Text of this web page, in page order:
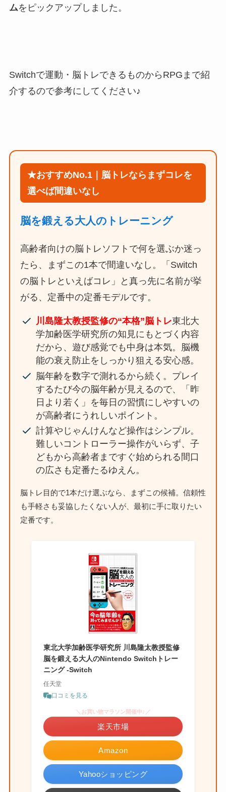
ムをピックアップしました。
Switchで運動・脳トレできるものからRPGまで紹
介するので参考にしてください♪
★おすすめNo.1｜脳トレならまずコレを
選べば間違いなし
脳を鍛える大人のトレーニング
高齢者向けの脳トレソフトで何を選ぶか迷っ
たら、まずこの1本で間違いなし。「Switch
の脳トレといえばコレ」と真っ先に名前が挙
がる、定番中の定番モデルです。
川島隆太教授監修の“本格”脳トレ東北大
学加齢医学研究所の知見にもとづく内容
だから、遊び感覚でも中身は本気。脳機
能の衰え防止をしっかり狙える安心感。
脳年齢を数字で測れるから続く。プレイ
するたび今の脳年齢が見えるので、「昨
日より若く」を毎日の習慣にしやすいの
が高齢者にうれしいポイント。
計算やじゃんけんなど操作はシンプル。
難しいコントローラー操作がいらず、子
どもから高齢者まですぐ始められる間口
の広さも定番たるゆえん。
脳トレ目的で1本だけ選ぶなら、まずこの候補。信頼性
も手軽さも妥協したくない人が、最初に手に取りたい
定番です。
東北大学加齢医学研究所 川島隆太教授監修
脳を鍛える大人のNintendo Switchトレー
ニング -Switch
任天堂
口コミを見る
Amazon
＼お買い物マラソン開催中♪／
楽天市場
Yahooショッピング